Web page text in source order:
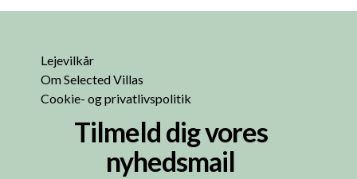
Lejevilkår
Om Selected Villas
Cookie- og privatlivspolitik
Tilmeld dig vores
nyhedsmail